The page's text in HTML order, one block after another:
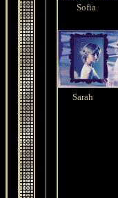
Sofia
Sarah